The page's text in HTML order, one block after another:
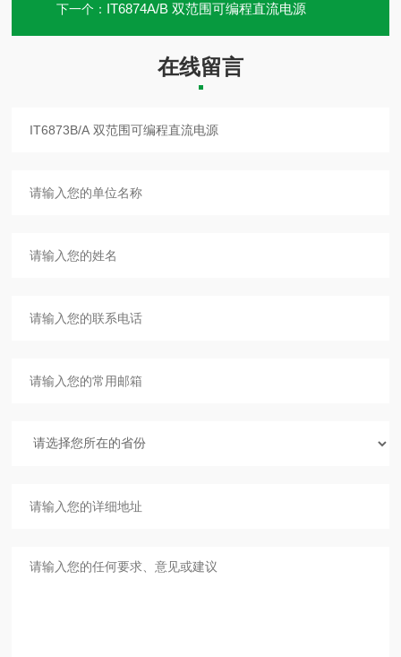
下一个： IT6874A/B 双范围可编程直流电源
在线留言